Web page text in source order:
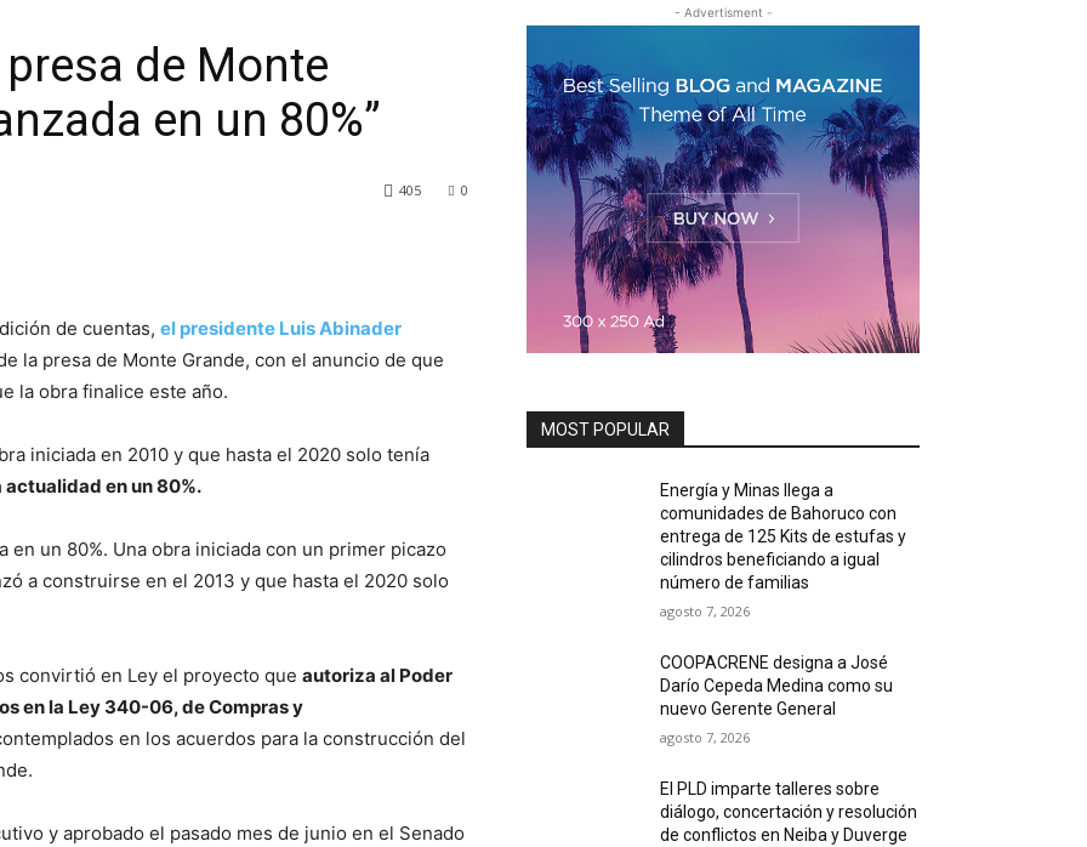
de Monte
en un 80%”
0
405
de cuentas, el presidente Luis Abinader
la presa de Monte Grande, con el anuncio de que
la obra finalice este año.
iniciada en 2010 y que hasta el 2020 solo tenía
actualidad en un 80%.
en un 80%. Una obra iniciada con un primer picazo
a construirse en el 2013 y que hasta el 2020 solo
convirtió en Ley el proyecto que autoriza al Poder
en la Ley 340-06, de Compras y
en los acuerdos para la construcción del
y aprobado el pasado mes de junio en el Senado
- Advertisment -
MOST POPULAR
Energía y Minas llega a
comunidades de Bahoruco con
entrega de 125 Kits de estufas y
cilindros beneficiando a igual
número de familias
agosto 7, 2026
COOPACRENE designa a José
Darío Cepeda Medina como su
nuevo Gerente General
agosto 7, 2026
El PLD imparte talleres sobre
diálogo, concertación y resolución
de conflictos en Neiba y Duverge